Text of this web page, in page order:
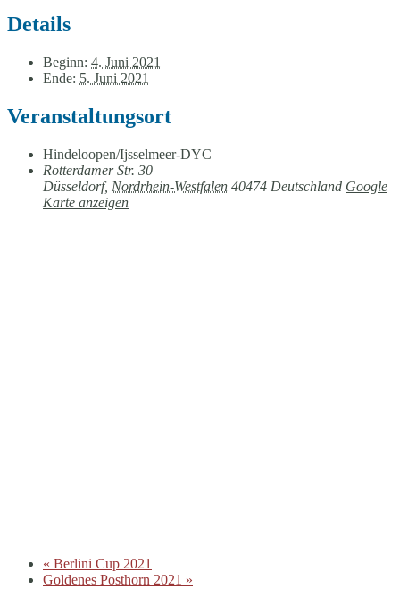
Details
Beginn: 4. Juni 2021
Ende: 5. Juni 2021
Veranstaltungsort
Hindeloopen/Ijsselmeer-DYC
Rotterdamer Str. 30
Düsseldorf, Nordrhein-Westfalen 40474 Deutschland Google
Karte anzeigen
« Berlini Cup 2021
Goldenes Posthorn 2021 »